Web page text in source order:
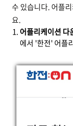
수 있습니다. 어플
요.
어플리케이션 다
에서 '한전' 어플